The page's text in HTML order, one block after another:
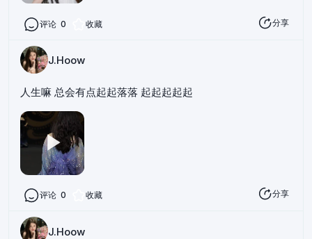
评论 0 收藏 分享
J.Hoow
人生嘛 总会有点起起落落 起起起起起
评论 0 收藏 分享
J.Hoow